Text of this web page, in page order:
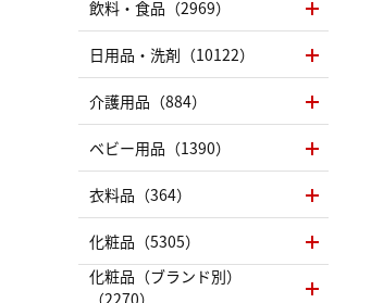
飲料・食品（2969）
日用品・洗剤（10122）
介護用品（884）
ベビー用品（1390）
衣料品（364）
化粧品（5305）
化粧品（ブランド別）